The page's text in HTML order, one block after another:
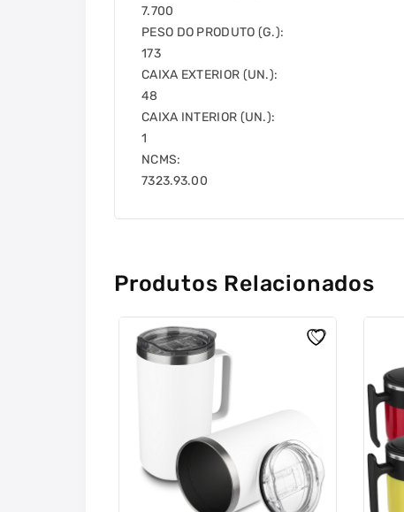
7.700
PESO DO PRODUTO (G.):
173
CAIXA EXTERIOR (UN.):
48
CAIXA INTERIOR (UN.):
1
NCMS:
7323.93.00
Produtos Relacionados